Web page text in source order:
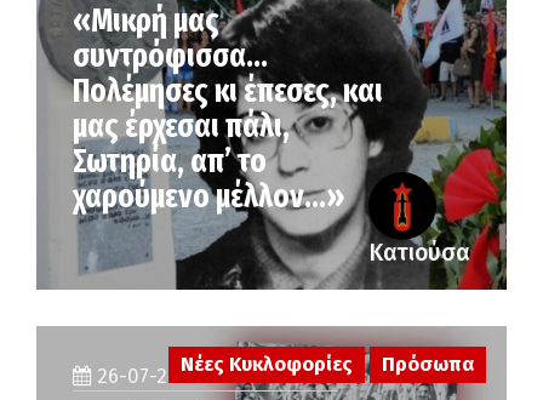
«Μικρή μας
συντρόφισσα…
Πολέμησες κι έπεσες, και
μας έρχεσαι πάλι,
Σωτηρία, απ’ το
χαρούμενο μέλλον…»
Κατιούσα
26-07-2026
Νέες Κυκλοφορίες Πρόσωπα